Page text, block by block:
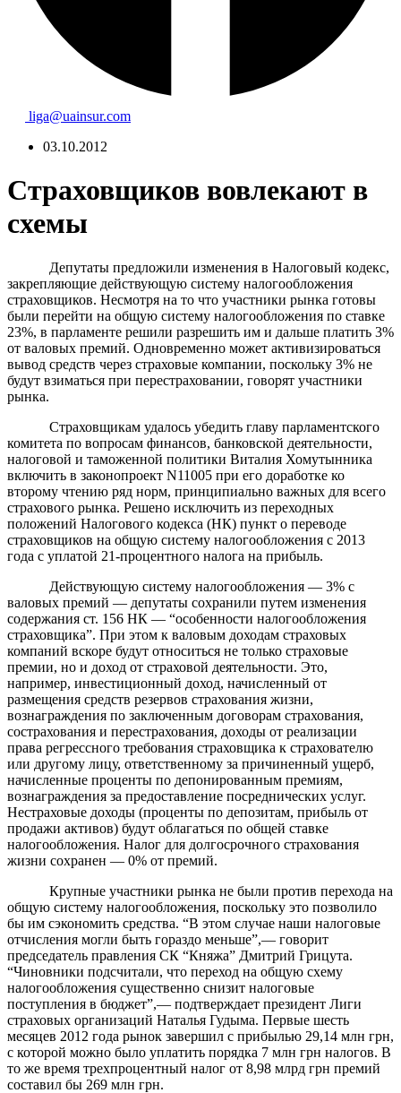
liga@uainsur.com
03.10.2012
Страховщиков вовлекают в
схемы
Депутаты предложили изменения в Налоговый кодекс,
закрепляющие действующую систему налогообложения
страховщиков. Несмотря на то что участники рынка готовы
были перейти на общую систему налогообложения по ставке
23%, в парламенте решили разрешить им и дальше платить 3%
от валовых премий. Одновременно может активизироваться
вывод средств через страховые компании, поскольку 3% не
будут взиматься при перестраховании, говорят участники
рынка.
Страховщикам удалось убедить главу парламентского
комитета по вопросам финансов, банковской деятельности,
налоговой и таможенной политики Виталия Хомутынника
включить в законопроект N11005 при его доработке ко
второму чтению ряд норм, принципиально важных для всего
страхового рынка. Решено исключить из переходных
положений Налогового кодекса (НК) пункт о переводе
страховщиков на общую систему налогообложения с 2013
года с уплатой 21-процентного налога на прибыль.
Действующую систему налогообложения — 3% с
валовых премий — депутаты сохранили путем изменения
содержания ст. 156 НК — “особенности налогообложения
страховщика”. При этом к валовым доходам страховых
компаний вскоре будут относиться не только страховые
премии, но и доход от страховой деятельности. Это,
например, инвестиционный доход, начисленный от
размещения средств резервов страхования жизни,
вознаграждения по заключенным договорам страхования,
сострахования и перестрахования, доходы от реализации
права регрессного требования страховщика к страхователю
или другому лицу, ответственному за причиненный ущерб,
начисленные проценты по депонированным премиям,
вознаграждения за предоставление посреднических услуг.
Нестраховые доходы (проценты по депозитам, прибыль от
продажи активов) будут облагаться по общей ставке
налогообложения. Налог для долгосрочного страхования
жизни сохранен — 0% от премий.
Крупные участники рынка не были против перехода на
общую систему налогообложения, поскольку это позволило
бы им сэкономить средства. “В этом случае наши налоговые
отчисления могли быть гораздо меньше”,— говорит
председатель правления СК “Княжа” Дмитрий Грицута.
“Чиновники подсчитали, что переход на общую схему
налогообложения существенно снизит налоговые
поступления в бюджет”,— подтверждает президент Лиги
страховых организаций Наталья Гудыма. Первые шесть
месяцев 2012 года рынок завершил с прибылью 29,14 млн грн,
с которой можно было уплатить порядка 7 млн грн налогов. В
то же время трехпроцентный налог от 8,98 млрд грн премий
составил бы 269 млн грн.